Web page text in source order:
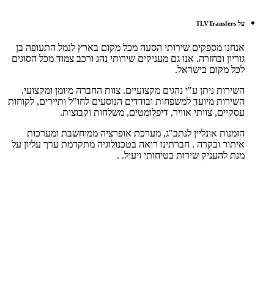
על TLVTransfers
אנחנו מספקים שירותי הסעה מכל מקום בארץ לנמל התעופה בן
גוריון ובחזרה. אנו גם מעניקים שירותי נהג ורכב צמוד מכל הסוגים
לכל מקום בישראל.
השירות ניתן ע"י נהגים מקצועיים. צוות החברה מיומן ומקצועי.
השירות מיועד למשפחות ובודדים הנוסעים לחו"ל ותיירים, לקוחות
עסקיים, צוותי אוויר, דיפלומטים, משלחות וקבוצות.
הזמנות אונליין לנתב"ג, מערכת אופרציה ממוחשבת ומערכות
איתור ובקרה . חברתינו רואה בטכנולוגיה מתקדמת ערך עליון על
מנת להעניק שירות בטיחותי ויעיל. .